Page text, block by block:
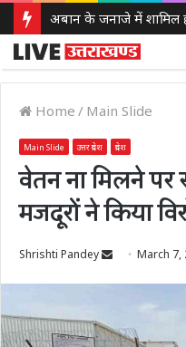
Home / Main Slide
Main Slide उत्तर प्रदेश प्रदेश
वेतन ना मिलने पर
मजदूरों ने किया
Shrishti Pandey
SendMarch 7,